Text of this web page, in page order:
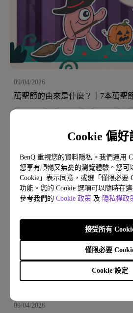
Cookie 偏好
BenQ 重視您的資料隱私。我們運用
您享有順暢又無憂的瀏覽體驗。您可
Cookie」表示同意，或選「僅限必要
功能。您的 Cookie 選項可以隨時在
參考我們的 Cookie 政策 及 隱私權政
Cookie 設定
僅限必要
接受所有
09/04/2026
萬聖節的由來是什麼？｜7本萬聖
季節性繪本 精選出版社
主題書單介紹
09/04/2026